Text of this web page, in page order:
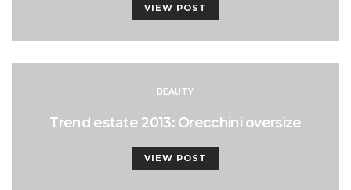
VIEW POST
BEAUTY
Trend estate 2013: Orecchini oversize
VIEW POST